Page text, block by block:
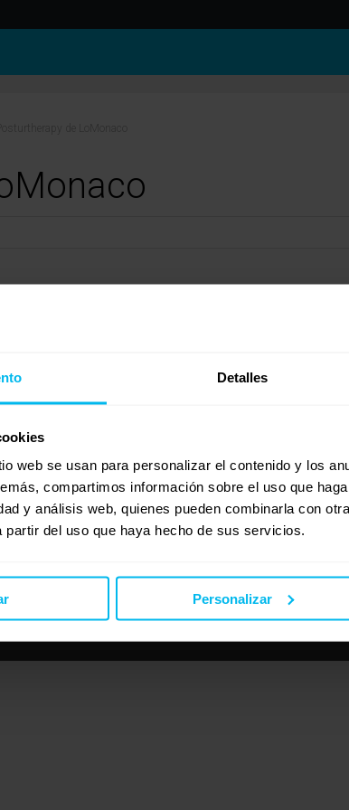
Detalles
web se usan para personalizar el contenido y los
compartimos información sobre el uso que
y análisis web, quienes pueden combinarla con
partir del uso que haya hecho de sus servicios.
Personalizar
que si tienes alguna duda, puedes ponerte en contacto con
Lo Monaco